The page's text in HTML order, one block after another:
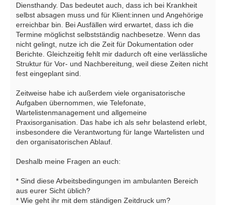
Diensthandy. Das bedeutet auch, dass ich bei Krankheit
selbst absagen muss und für Klient:innen und Angehörige
erreichbar bin. Bei Ausfällen wird erwartet, dass ich die
Termine möglichst selbstständig nachbesetze. Wenn das
nicht gelingt, nutze ich die Zeit für Dokumentation oder
Berichte. Gleichzeitig fehlt mir dadurch oft eine verlässliche
Struktur für Vor- und Nachbereitung, weil diese Zeiten nicht
fest eingeplant sind.
Zeitweise habe ich außerdem viele organisatorische
Aufgaben übernommen, wie Telefonate,
Wartelistenmanagement und allgemeine
Praxisorganisation. Das habe ich als sehr belastend erlebt,
insbesondere die Verantwortung für lange Wartelisten und
den organisatorischen Ablauf.
Deshalb meine Fragen an euch:
* Sind diese Arbeitsbedingungen im ambulanten Bereich
aus eurer Sicht üblich?
* Wie geht ihr mit dem ständigen Zeitdruck um?